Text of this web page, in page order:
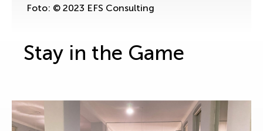
Foto: © 2023 EFS Consulting
Stay in the Game